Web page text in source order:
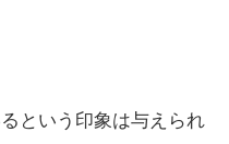
という印象は与えられ